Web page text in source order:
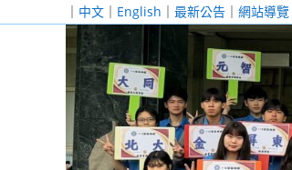
｜ 中文 ｜ English ｜ 最新公告 ｜ 網站導覽